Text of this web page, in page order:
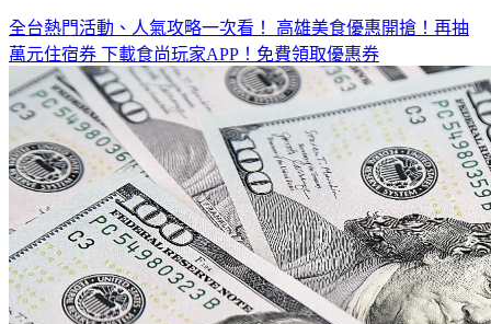
全台熱門活動、人氣攻略一次看！ 高雄美食優惠開搶！再抽
萬元住宿券 下載食尚玩家APP！免費領取優惠券